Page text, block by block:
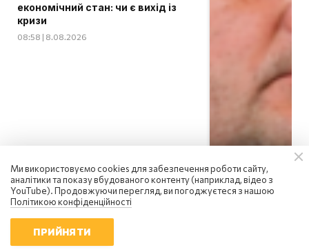
економічний стан: чи є вихід із
кризи
08:58 | 8.08.2026
Ми використовуємо cookies для забезпечення роботи сайту,
аналітики та показу вбудованого контенту (наприклад, відео з
YouTube). Продовжуючи перегляд, ви погоджуєтеся з нашою
Політикою конфіденційності
ПРИЙНЯТИ